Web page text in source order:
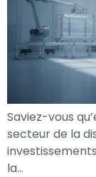
Saviez-vous
secteur de la
la…